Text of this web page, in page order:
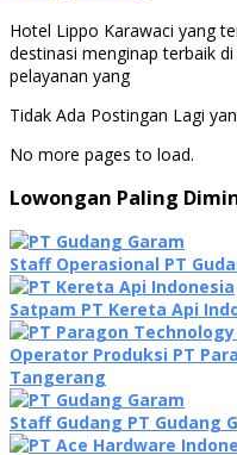
Hotel Lippo Karawaci yang
destinasi menginap terbaik
pelayanan yang
Tidak Ada Postingan Lagi
No more pages to load.
Lowongan Paling
Staff Operasional PT
Satpam PT Kereta Api
Operator Produksi PT
Tangerang
Staff Gudang PT Gudang